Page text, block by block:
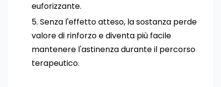
euforizzante.
Senza l'effetto atteso, la sostanza perde
valore di rinforzo e diventa più facile
mantenere l'astinenza durante il percorso
terapeutico.